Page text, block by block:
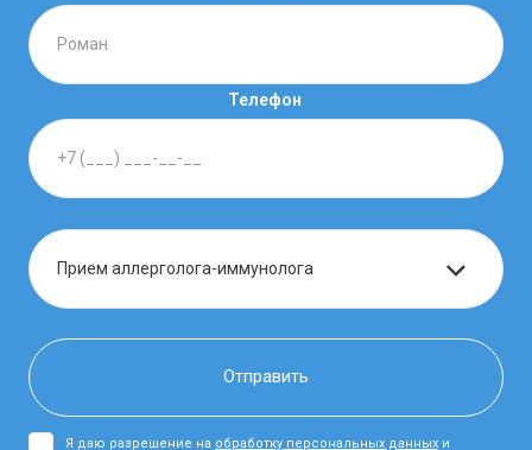
Телефон
Я даю разрешение на обработку персональных данных и